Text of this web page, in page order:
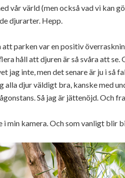
vår värld (men också vad vi kan
djurarter. Hepp.
att parken var en positiv
håll att djuren är så svåra att
jag inte, men det senare är ju i så
alla djur väldigt bra, kanske med
Så jag är jättenöjd. Och
i min kamera. Och som vanligt blir